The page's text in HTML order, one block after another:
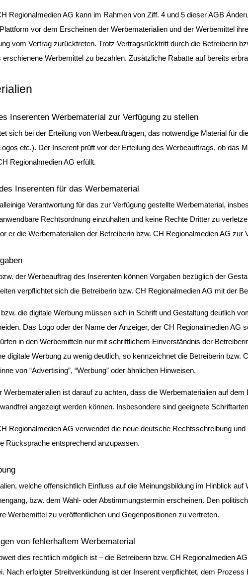
Regionalmedien AG kann im Rahmen von Ziff. 4 und 5 dieser AGB
vor dem Erscheinen der Werbematerialien und der Werbemittel
vom Vertrag zurücktreten. Trotz Vertragsrücktritt durch die Betreiberin
Werbemittel zu bezahlen. Zusätzliche Rabatte auf bereits
Inserenten Werbematerial zur Verfügung zu stellen
sich bei der Erteilung von Werbeaufträgen, das notwendige Material für
etc.). Der Inserent prüft vor der Erteilung des Werbeauftrags, ob das
Regionalmedien AG erfüllt.
Inserenten für das Werbematerial
Verantwortung für das zur Verfügung gestellte Werbematerial,
Rechtsordnung einzuhalten und keine Rechte Dritter zu
er die Werbematerialien der Betreiberin bzw. CH Regionalmedien AG zur
der Werbeauftrag des Inserenten können Vorgaben bezüglich der
verpflichtet sich die Betreiberin bzw. CH Regionalmedien AG mit der
die digitale Werbung müssen sich in Schrift und Gestaltung deutlich
Das Logo oder der Name der Anzeiger, der CH Regionalmedien AG
in den Werbemitteln nur mit schriftlichem Einverständnis der
digitale Werbung zu wenig deutlich, so kennzeichnet die Betreiberin bzw.
von “Advertising”, “Werbung” oder ähnlichen Hinweisen.
Werbematerialien ist darauf zu achten, dass die Werbematerialien auf
angezeigt werden können. Insbesondere sind geeignete
Regionalmedien AG verwendet die neue deutsche Rechtsschreibung
Rücksprache entsprechend anzupassen.
welche offensichtlich Einfluss auf die Meinungsbildung im Hinblick
bzw. dem Wahl- oder Abstimmungstermin erscheinen. Den
Werbemittel zu veröffentlichen und Gegenpositionen zu vertreten.
von fehlerhaftem Werbematerial
dies rechtlich möglich ist – die Betreiberin bzw. CH Regionalmedien
Nach erfolgter Streitverkündung ist der Inserent verpflichtet, dem